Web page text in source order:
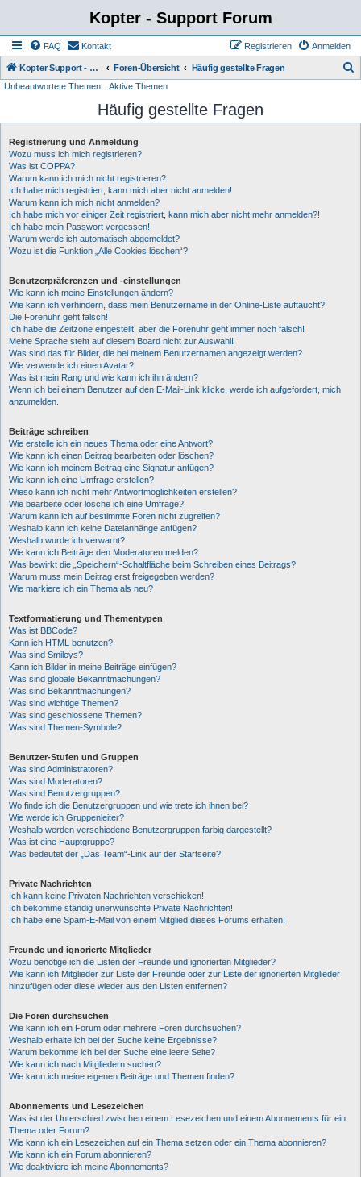
Kopter - Support Forum
FAQ Kontakt Anmelden
Registrieren
Kopter Support - von Anwendern für Anwender. Foren-Übersicht Häufig gestellte Fragen
h
Unbeantwortete Themen Aktive Themen
Häufig gestellte Fragen
Registrierung und Anmeldung
Wozu muss ich mich registrieren?
Was ist COPPA?
Warum kann ich mich nicht registrieren?
Ich habe mich registriert, kann mich aber nicht anmelden!
Warum kann ich mich nicht anmelden?
Ich habe mich vor einiger Zeit registriert, kann mich aber nicht mehr anmelden?!
Ich habe mein Passwort vergessen!
Warum werde ich automatisch abgemeldet?
Wozu ist die Funktion „Alle Cookies löschen“?
Benutzerpräferenzen und -einstellungen
Wie kann ich meine Einstellungen ändern?
Wie kann ich verhindern, dass mein Benutzername in der Online-Liste auftaucht?
Die Forenuhr geht falsch!
Ich habe die Zeitzone eingestellt, aber die Forenuhr geht immer noch falsch!
Meine Sprache steht auf diesem Board nicht zur Auswahl!
Was sind das für Bilder, die bei meinem Benutzernamen angezeigt werden?
Wie verwende ich einen Avatar?
Was ist mein Rang und wie kann ich ihn ändern?
Wenn ich bei einem Benutzer auf den E-Mail-Link klicke, werde ich aufgefordert, mich
anzumelden.
Beiträge schreiben
Wie erstelle ich ein neues Thema oder eine Antwort?
Wie kann ich einen Beitrag bearbeiten oder löschen?
Wie kann ich meinem Beitrag eine Signatur anfügen?
Wie kann ich eine Umfrage erstellen?
Wieso kann ich nicht mehr Antwortmöglichkeiten erstellen?
Wie bearbeite oder lösche ich eine Umfrage?
Warum kann ich auf bestimmte Foren nicht zugreifen?
Weshalb kann ich keine Dateianhänge anfügen?
Weshalb wurde ich verwarnt?
Wie kann ich Beiträge den Moderatoren melden?
Was bewirkt die „Speichern“-Schaltfläche beim Schreiben eines Beitrags?
Warum muss mein Beitrag erst freigegeben werden?
Wie markiere ich ein Thema als neu?
Textformatierung und Thementypen
Was ist BBCode?
Kann ich HTML benutzen?
Was sind Smileys?
Kann ich Bilder in meine Beiträge einfügen?
Was sind globale Bekanntmachungen?
Was sind Bekanntmachungen?
Was sind wichtige Themen?
Was sind geschlossene Themen?
Was sind Themen-Symbole?
Benutzer-Stufen und Gruppen
Was sind Administratoren?
Was sind Moderatoren?
Was sind Benutzergruppen?
Wo finde ich die Benutzergruppen und wie trete ich ihnen bei?
Wie werde ich Gruppenleiter?
Weshalb werden verschiedene Benutzergruppen farbig dargestellt?
Was ist eine Hauptgruppe?
Was bedeutet der „Das Team“-Link auf der Startseite?
Private Nachrichten
Ich kann keine Privaten Nachrichten verschicken!
Ich bekomme ständig unerwünschte Private Nachrichten!
Ich habe eine Spam-E-Mail von einem Mitglied dieses Forums erhalten!
Freunde und ignorierte Mitglieder
Wozu benötige ich die Listen der Freunde und ignorierten Mitglieder?
Wie kann ich Mitglieder zur Liste der Freunde oder zur Liste der ignorierten Mitglieder
hinzufügen oder diese wieder aus den Listen entfernen?
Die Foren durchsuchen
Wie kann ich ein Forum oder mehrere Foren durchsuchen?
Weshalb erhalte ich bei der Suche keine Ergebnisse?
Warum bekomme ich bei der Suche eine leere Seite?
Wie kann ich nach Mitgliedern suchen?
Wie kann ich meine eigenen Beiträge und Themen finden?
Abonnements und Lesezeichen
Was ist der Unterschied zwischen einem Lesezeichen und einem Abonnements für ein
Thema oder Forum?
Wie kann ich ein Lesezeichen auf ein Thema setzen oder ein Thema abonnieren?
Wie kann ich ein Forum abonnieren?
Wie deaktiviere ich meine Abonnements?